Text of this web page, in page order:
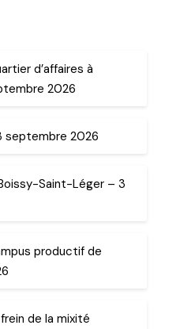
d’affaires à
2026
septembre 2026
Saint-Léger – 3
productif de
de la mixité